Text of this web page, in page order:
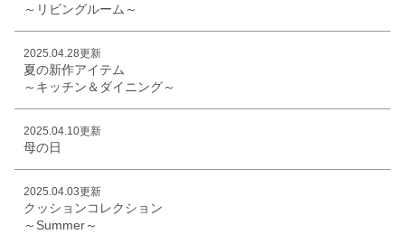
～リビングルーム～
2025.04.28更新
夏の新作アイテム
～キッチン＆ダイニング～
2025.04.10更新
母の日
2025.04.03更新
クッションコレクション
～Summer～